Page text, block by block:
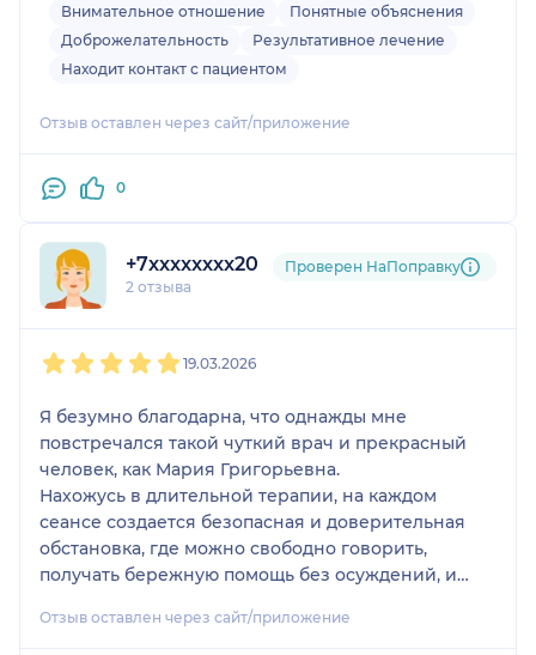
Подошел с первого раза. Продолжаю лечение
уже 4ый месяц. Спасибо за внимательное
отношение и за мое нынешнее состояние.
Внимательное отношение
Понятные объяснения
Доброжелательность
Результативное лечение
Находит контакт с пациентом
Отзыв оставлен через сайт/приложение
0
+7xxxxxxxx20
2 отзыва
Проверен НаПоправку
19.03.2026
Я безумно благодарна, что однажды мне
повстречался такой чуткий врач и прекрасный
человек, как Мария Григорьевна.
Нахожусь в длительной терапии, на каждом
сеансе создается безопасная и доверительная
обстановка, где можно свободно говорить,
получать бережную помощь без осуждений, и
волнующих вопросах.
Отзыв оставлен через сайт/приложение